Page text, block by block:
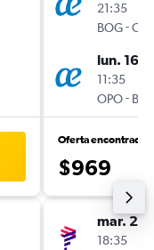
21:35
BOG-
lun. 16/
11:35
OPO-
Oferta encontrada
$969
mar. 24/
18:35